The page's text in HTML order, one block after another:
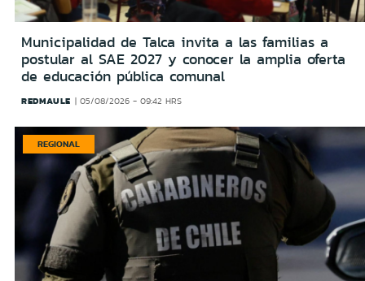
Municipalidad de Talca invita a las familias a
postular al SAE 2027 y conocer la amplia oferta
de educación pública comunal
REDMAULE 05/08/2026 - 09:42 HRS
REGIONAL